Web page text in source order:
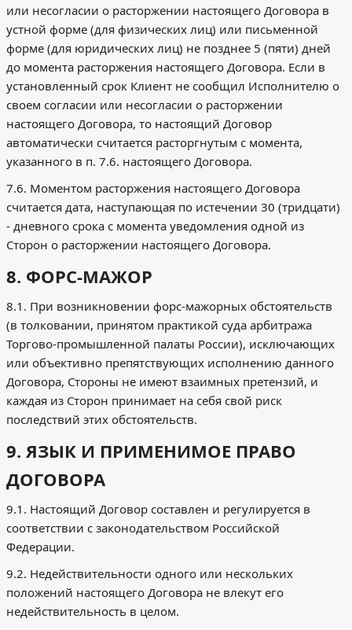
или несогласии о расторжении настоящего Договора в
устной форме (для физических лиц) или письменной
форме (для юридических лиц) не позднее 5 (пяти) дней
до момента расторжения настоящего Договора. Если в
установленный срок Клиент не сообщил Исполнителю о
своем согласии или несогласии о расторжении
настоящего Договора, то настоящий Договор
автоматически считается расторгнутым с момента,
указанного в п. 7.6. настоящего Договора.
7.6. Моментом расторжения настоящего Договора
считается дата, наступающая по истечении 30 (тридцати)
- дневного срока с момента уведомления одной из
Сторон о расторжении настоящего Договора.
8. ФОРС-МАЖОР
8.1. При возникновении форс-мажорных обстоятельств
(в толковании, принятом практикой суда арбитража
Торгово-промышленной палаты России), исключающих
или объективно препятствующих исполнению данного
Договора, Стороны не имеют взаимных претензий, и
каждая из Сторон принимает на себя свой риск
последствий этих обстоятельств.
9. ЯЗЫК И ПРИМЕНИМОЕ ПРАВО
ДОГОВОРА
9.1. Настоящий Договор составлен и регулируется в
соответствии с законодательством Российской
Федерации.
9.2. Недействительности одного или нескольких
положений настоящего Договора не влекут его
недействительность в целом.